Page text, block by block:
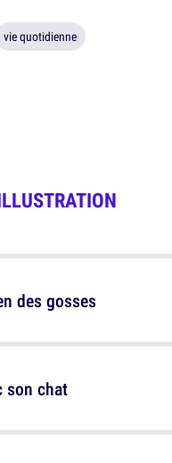
vie quotidienne
des gosses
son chat